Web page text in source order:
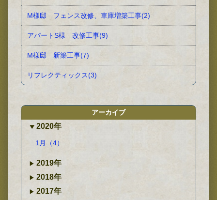
M様邸 フェンス改修、車庫増築工事(2)
アパートS様 改修工事(9)
M様邸 新築工事(7)
リフレクティックス(3)
アーカイブ
2020年
1月（4）
2019年
2018年
2017年